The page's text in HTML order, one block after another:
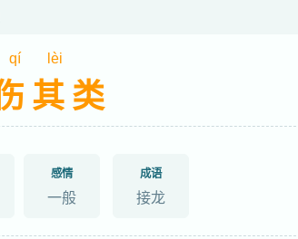
qí lèi
其类
感情
一般
成语
接龙